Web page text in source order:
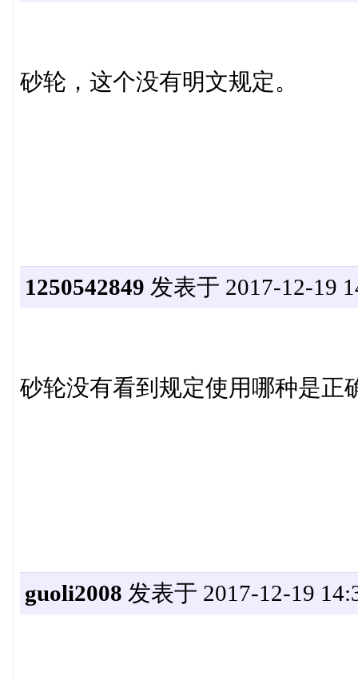
砂轮，这个没有明文规定。
1250542849 发表于 2017-12-19
砂轮没有看到规定使用哪种是正
guoli2008 发表于 2017-12-19